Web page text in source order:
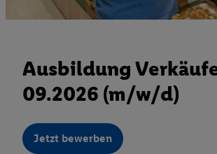
Ausbildung
09.2026 (m/w/d)
Jetzt bewerben